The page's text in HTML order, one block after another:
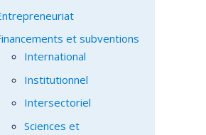
et subventions
International
Institutionnel
Intersectoriel
Sciences et